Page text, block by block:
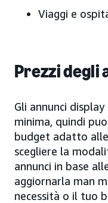
Viaggi e
Prezzi degli
Gli annunci
minima, quindi
budget adatto
scegliere la
annunci in base
aggiornarla man
necessità o il tuo